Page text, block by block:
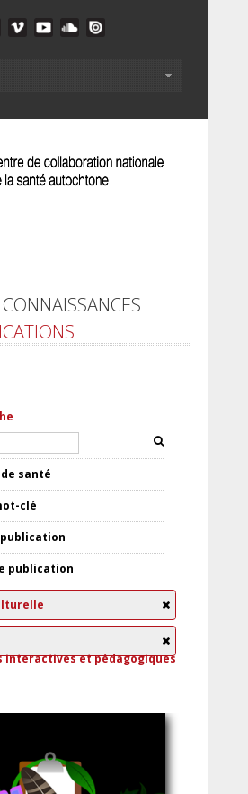
santé
clé
publication
interactives et pédagogiques